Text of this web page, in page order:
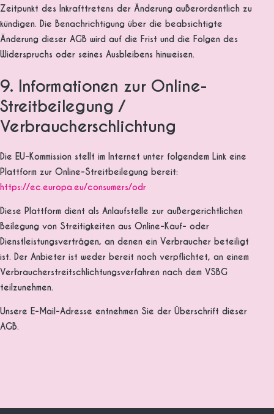
Zeitpunkt des Inkrafttretens der Änderung außerordentlich zu
kündigen. Die Benachrichtigung über die beabsichtigte
Änderung dieser AGB wird auf die Frist und die Folgen des
Widerspruchs oder seines Ausbleibens hinweisen.
9. Informationen zur Online-
Streitbeilegung /
Verbraucherschlichtung
Die EU-Kommission stellt im Internet unter folgendem Link eine
Plattform zur Online-Streitbeilegung bereit:
https://ec.europa.eu/consumers/odr
Diese Plattform dient als Anlaufstelle zur außergerichtlichen
Beilegung von Streitigkeiten aus Online-Kauf- oder
Dienstleistungsverträgen, an denen ein Verbraucher beteiligt
ist. Der Anbieter ist weder bereit noch verpflichtet, an einem
Verbraucherstreitschlichtungsverfahren nach dem VSBG
teilzunehmen.
Unsere E-Mail-Adresse entnehmen Sie der Überschrift dieser
AGB.